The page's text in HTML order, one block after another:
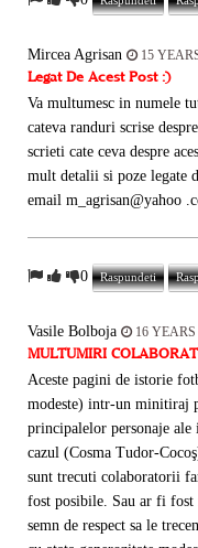
Mircea Agrisan 15
Legat De Acest Post :)
Va multumesc in numele
cateva randuri scrise
scrieti cate ceva despre
mult detalii si poze legate
email m_agrisan@yahoo
0 Raspundeti
Vasile Bolboja 16
MULTUMIRI
Aceste pagini de istorie
modeste) intr-un minitiraj
principalelor personaje
cazul (Cosma Tudor-
sunt trecuti colaboratorii
fost posibile. Sau ar fi fost
semn de respect sa le